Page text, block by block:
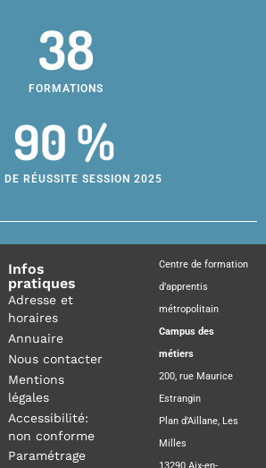
38
FORMATIONS
90 %
DE RÉUSSITE SESSION 2025
Infos
pratiques
Adresse et
horaires
Annuaire
Nous contacter
Mentions
légales
Accessibilité:
non conforme
Paramétrage
Centre de formation
d’apprentis
métropolitain
Campus des
métiers
200, rue Maurice
Estrangin
Plan d’Aillane, Les
Milles